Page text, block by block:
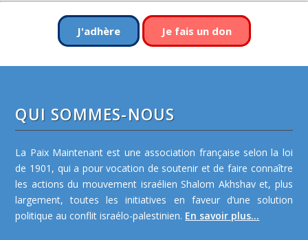
J'adhère Je fais un don
QUI SOMMES-NOUS
La Paix Maintenant est une association française selon la loi
de 1901, qui a pour vocation de soutenir et de faire connaître
les actions du mouvement israélien Shalom Akhshav et, plus
largement, toutes les initiatives en faveur d’une solution
politique au conflit israélo-palestinien. En savoir plus...